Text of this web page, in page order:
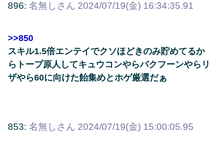
896: 名無しさん 2024/07/19(金) 16:34:35.91
>>850
スキル1.5倍エンテイでクソほどきのみ貯めてるか
らトープ原人してキュウコンやらバクフーンやらリ
ザやら60に向けた飴集めとホゲ厳選だぁ
853: 名無しさん 2024/07/19(金) 15:00:05.95